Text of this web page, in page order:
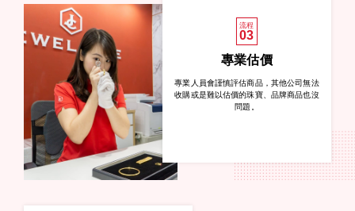
流程
03
專業估價
專業人員會謹慎評估商品，其他公司無法
收購或是難以估價的珠寶、品牌商品也沒
問題。